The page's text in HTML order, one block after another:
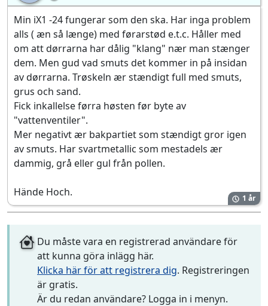
Min iX1 -24 fungerar som den ska. Har inga problem
alls ( æn så længe) med førarstød e.t.c. Håller med
om att dørrarna har dålig "klang" nær man stænger
dem. Men gud vad smuts det kommer in på insidan
av dørrarna. Trøskeln ær stændigt full med smuts,
grus och sand.
Fick inkallelse førra høsten før byte av
"vattenventiler".
Mer negativt ær bakpartiet som stændigt gror igen
av smuts. Har svartmetallic som mestadels ær
dammig, grå eller gul från pollen.
Hände Hoch. 1 år
Du måste vara en registrerad användare för
att kunna göra inlägg här.
Klicka här för att registrera dig. Registreringen
är gratis.
Är du redan användare? Logga in i menyn.